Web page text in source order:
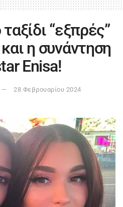
“εξπρές”
η συνάντηση
Enisa!
28 Φεβρουαρίου 2024